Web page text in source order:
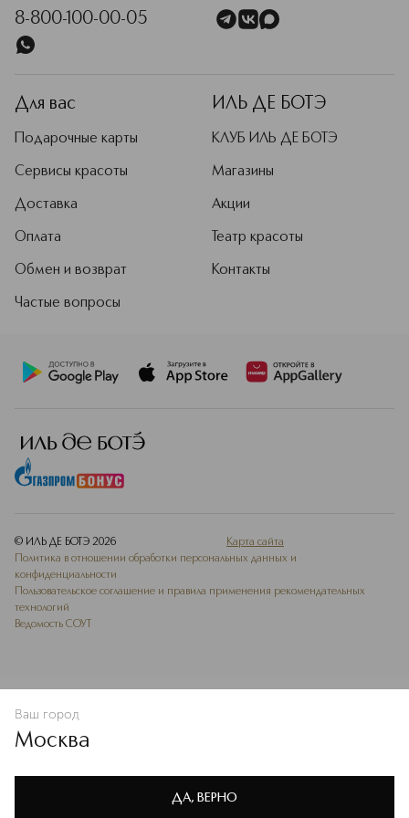
Политике конфиденциальности
В КОРЗИНУ
8-800-100-00-05
Для вас
Подарочные карты
Сервисы красоты
Доставка
Оплата
Обмен и возврат
Частые вопросы
ИЛЬ ДЕ БОТЭ
КЛУБ ИЛЬ ДЕ БОТЭ
Магазины
Акции
Театр красоты
Контакты
© ИЛЬ ДЕ БОТЭ 2026
Карта сайта
Политика в отношении обработки персональных данных и
конфиденциальности
Пользовательское соглашение и правила применения рекомендательных
технологий
Ведомость СОУТ
Ваш город
Москва
ДА, ВЕРНО